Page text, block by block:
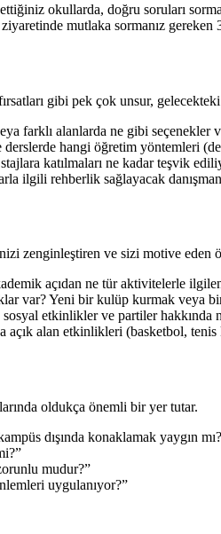
okullarda, doğru soruları
mutlaka sormanız gereken
gibi pek çok unsur,
farklı alanlarda ne gibi seçenekler
derslerde hangi öğretim yöntemleri
katılmaları ne kadar teşvik
ilgili rehberlik sağlayacak
zenginleştiren ve sizi motive eden
açıdan ne tür aktivitelerle
var? Yeni bir kulüp kurmak veya
sosyal etkinlikler ve partiler hakkında
açık alan etkinlikleri (basketbol,
oldukça önemli bir yer tutar.
dışında konaklamak yaygın
mudur?”
uygulanıyor?”